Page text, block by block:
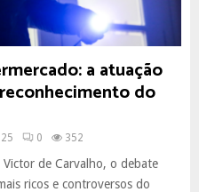
a atuação
do
0 352
de Carvalho, o debate
ricos e controversos do